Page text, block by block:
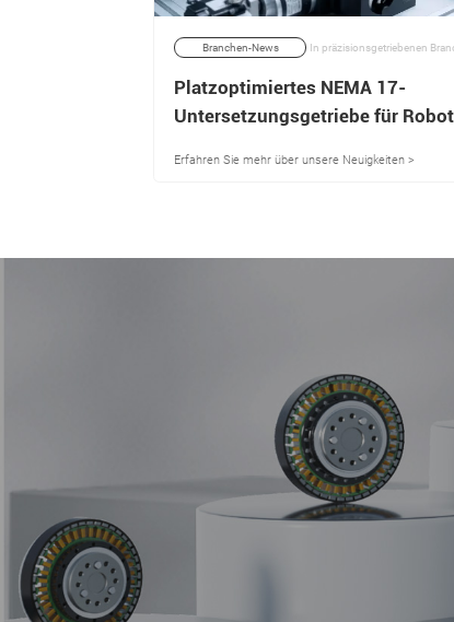
Branchen-News
Platzoptimiertes NEMA 17-
Untersetzungsgetriebe für
Erfahren Sie mehr über unsere Neuigkeiten >